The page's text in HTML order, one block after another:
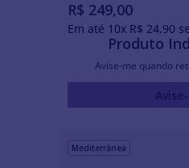
R$ 249,00
Em até 10x R$ 24,90
Produto
Avise-me quando
Mediterrânea